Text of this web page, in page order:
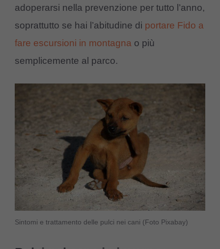
adoperarsi nella prevenzione per tutto l’anno,
soprattutto se hai l’abitudine di portare Fido a
fare escursioni in montagna o più
semplicemente al parco.
Sintomi e trattamento delle pulci nei cani (Foto Pixabay)